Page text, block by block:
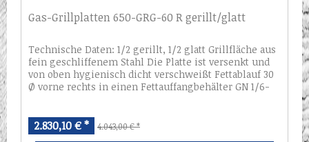
Gas-Grillplatten 650-GRG-60 R gerillt/glatt
Technische Daten: 1/2 gerillt, 1/2 glatt Grillfläche aus
fein geschliffenem Stahl Die Platte ist versenkt und
von oben hygienisch dicht verschweißt Fettablauf 30
Ø vorne rechts in einen Fettauffangbehälter GN 1/6-
2.830,10 € * 4.043,00 € *